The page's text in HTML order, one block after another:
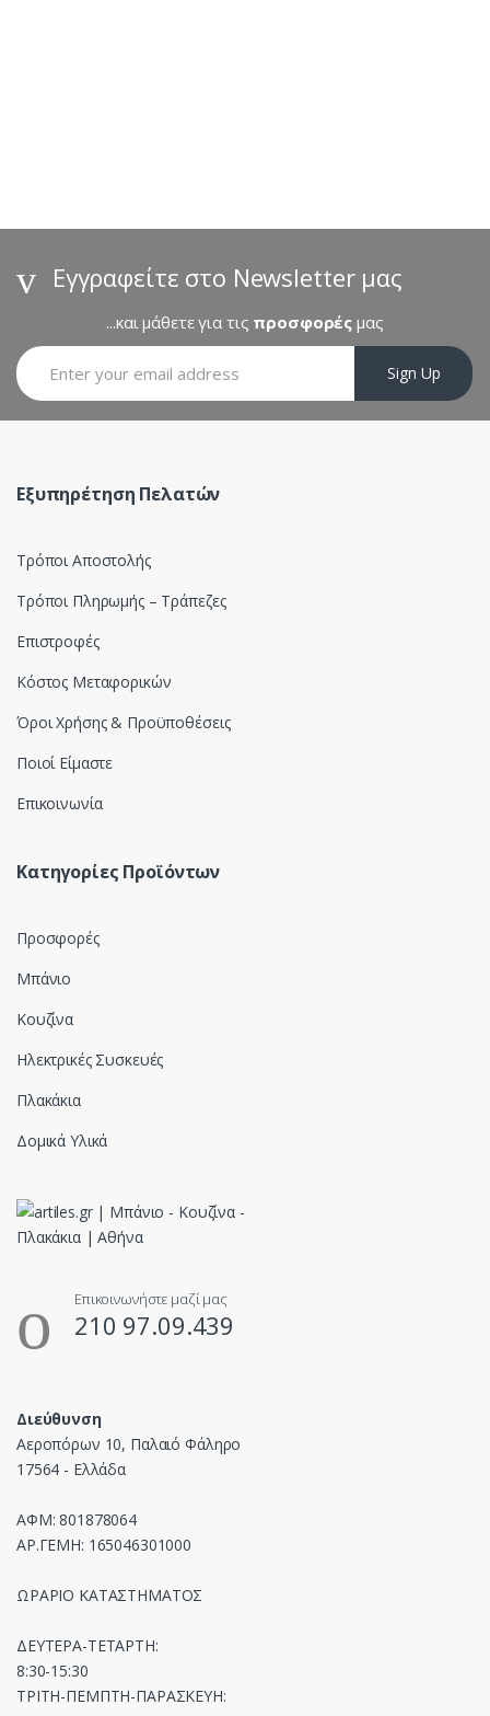
d
Εγγραφείτε στο Newsletter μας
...και μάθετε για τις προσφορές μας
Sign Up
Εξυπηρέτηση Πελατών
Τρόποι Αποστολής
Τρόποι Πληρωμής – Τράπεζες
Επιστροφές
Κόστος Μεταφορικών
Όροι Χρήσης & Προϋποθέσεις
Ποιοί Είμαστε
Επικοινωνία
Κατηγορίες Προϊόντων
Προσφορές
Μπάνιο
Κουζίνα
Ηλεκτρικές Συσκευές
Πλακάκια
Δομικά Υλικά
Επικοινωνήστε μαζί μας
210 97.09.439
Διεύθυνση
Αεροπόρων 10, Παλαιό Φάληρο
17564 - Ελλάδα
ΑΦΜ: 801878064
ΑΡ.ΓΕΜΗ: 165046301000
ΩΡΑΡΙΟ ΚΑΤΑΣΤΗΜΑΤΟΣ
ΔΕΥΤΕΡΑ-ΤΕΤΑΡΤΗ:
8:30-15:30
ΤΡΙΤΗ-ΠΕΜΠΤΗ-ΠΑΡΑΣΚΕΥΗ: